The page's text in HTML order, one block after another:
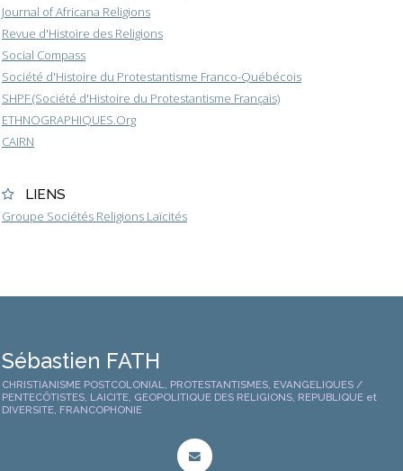
Journal of Africana Religions
Revue d'Histoire des Religions
Social Compass
Société d'Histoire du Protestantisme Franco-Québécois
SHPF (Société d'Histoire du Protestantisme Français)
ETHNOGRAPHIQUES.Org
CAIRN
LIENS
Groupe Sociétés Religions Laïcités
Sébastien FATH
CHRISTIANISME POSTCOLONIAL, PROTESTANTISMES, EVANGELIQUES /
PENTECÔTISTES, LAICITE, GEOPOLITIQUE DES RELIGIONS, REPUBLIQUE et
DIVERSITE, FRANCOPHONIE